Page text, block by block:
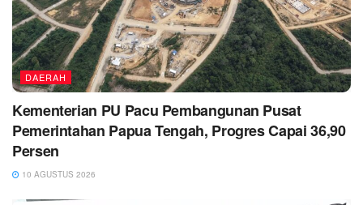
DAERAH
Kementerian PU Pacu Pembangunan Pusat
Pemerintahan Papua Tengah, Progres Capai 36,90
Persen
10 AGUSTUS 2026